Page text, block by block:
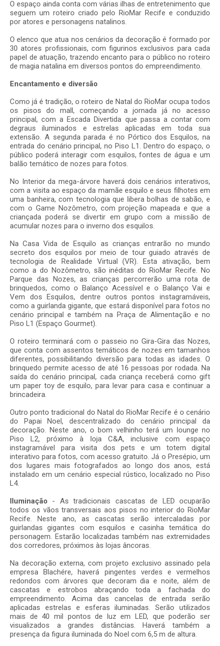
O espaço ainda conta com várias ilhas de entretenimento que
seguem um roteiro criado pelo RioMar Recife e conduzido
por atores e personagens natalinos.
O elenco que atua nos cenários da decoração é formado por
30 atores profissionais, com figurinos exclusivos para cada
papel de atuação, trazendo encanto para o público no roteiro
de magia natalina em diversos pontos do empreendimento.
Encantamento e diversão
Como já é tradição, o roteiro de Natal do RioMar ocupa todos
os pisos do mall, começando a jornada já no acesso
principal, com a Escada Divertida que passa a contar com
degraus iluminados e estrelas aplicadas em toda sua
extensão. A segunda parada é no Pórtico dos Esquilos, na
entrada do cenário principal, no Piso L1. Dentro do espaço, o
público poderá interagir com esquilos, fontes de água e um
balão temático de nozes para fotos.
No Interior da mega-árvore haverá dois cenários interativos,
com a visita ao espaço da mamãe esquilo e seus filhotes em
uma banheira, com tecnologia que libera bolhas de sabão, e
com o Game Nozômetro, com projeção mapeada e que a
criançada poderá se divertir em grupo com a missão de
acumular nozes para o inverno dos esquilos.
Na Casa Vida de Esquilo as crianças entrarão no mundo
secreto dos esquilos por meio de tour guiado através de
tecnologia de Realidade Virtual (VR). Esta ativação, bem
como a do Nozômetro, são inéditas do RioMar Recife. No
Parque das Nozes, as crianças percorrerão uma rota de
brinquedos, como o Balanço Acessível e o Balanço Vai e
Vem dos Esquilos, dentre outros pontos instagramáveis,
como a guirlanda gigante, que estará disponível para fotos no
cenário principal e também na Praça de Alimentação e no
Piso L1 (Espaço Gourmet).
O roteiro terminará com o passeio no Gira-Gira das Nozes,
que conta com assentos temáticos de nozes em tamanhos
diferentes, possibilitando diversão para todas as idades. O
brinquedo permite acesso de até 16 pessoas por rodada. Na
saída do cenário principal, cada criança receberá como gift
um paper toy de esquilo, para levar para casa e continuar a
brincadeira.
Outro ponto tradicional do Natal do RioMar Recife é o cenário
do Papai Noel, descentralizado do cenário principal da
decoração. Neste ano, o bom velhinho terá um lounge no
Piso L2, próximo à loja C&A, inclusive com espaço
instagramável para visita dos pets e um totem digital
interativo para fotos, com acesso gratuito. Já o Presépio, um
dos lugares mais fotografados ao longo dos anos, está
instalado em um cenário especial rústico, localizado no Piso
L4.
Iluminação - As tradicionais cascatas de LED ocuparão
todos os vãos transversais aos pisos no interior do RioMar
Recife. Neste ano, as cascatas serão intercaladas por
guirlandas gigantes com esquilos e casinha temática do
personagem. Estarão localizadas também nas extremidades
dos corredores, próximos às lojas âncoras.
Na decoração externa, com projeto exclusivo assinado pela
empresa Blachére, haverá pingentes verdes e vermelhos
redondos com árvores que decoram dia e noite, além de
cascatas e estrobos abraçando toda a fachada do
empreendimento. Acima das cancelas de entrada serão
aplicadas estrelas e esferas iluminadas. Serão utilizados
mais de 40 mil pontos de luz em LED, que poderão ser
visualizados a grandes distâncias. Haverá também a
presença da figura iluminada do Noel com 6,5 m de altura.